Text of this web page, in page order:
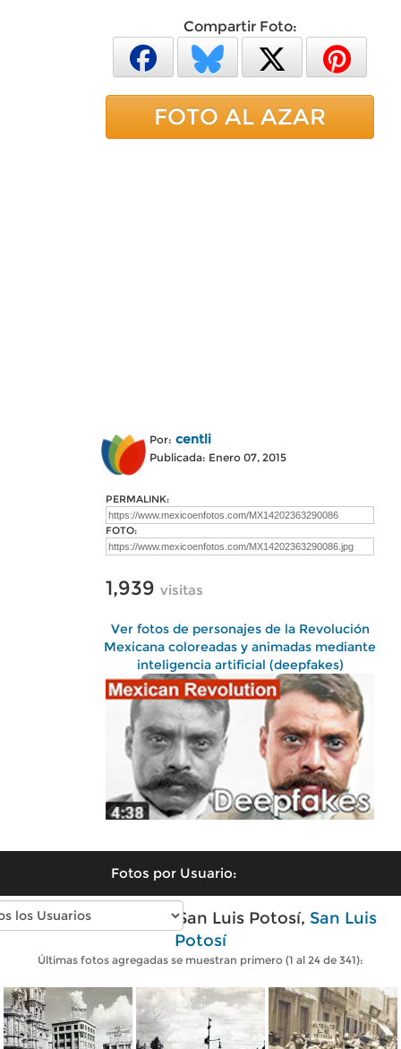
Compartir Foto:
FOTO AL AZAR
Por: centli
Publicada: Enero 07, 2015
PERMALINK:
FOTO:
1,939 visitas
Ver fotos de personajes de la Revolución
Mexicana coloreadas y animadas mediante
inteligencia artificial (deepfakes)
Fotos por Usuario:
Fotos antiguas de San Luis Potosí, San Luis
Potosí
Últimas fotos agregadas se muestran primero (1 al 24 de 341):